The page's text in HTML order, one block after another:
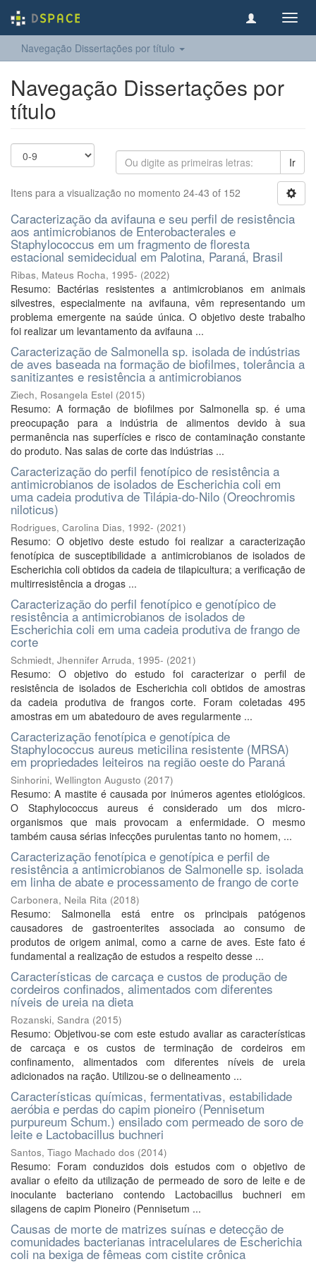
Navegação Dissertações por título
Navegação Dissertações por
título
Ir
Itens para a visualização no momento 24-43 of 152
Caracterização da avifauna e seu perfil de resistência
aos antimicrobianos de Enterobacterales e
Staphylococcus em um fragmento de floresta
estacional semidecidual em Palotina, Paraná, Brasil
Ribas, Mateus Rocha, 1995- (2022)
Resumo: Bactérias resistentes a antimicrobianos em animais
silvestres, especialmente na avifauna, vêm representando um
problema emergente na saúde única. O objetivo deste trabalho
foi realizar um levantamento da avifauna ...
Caracterização de Salmonella sp. isolada de indústrias
de aves baseada na formação de biofilmes, tolerância a
sanitizantes e resistência a antimicrobianos
Ziech, Rosangela Estel (2015)
Resumo: A formação de biofilmes por Salmonella sp. é uma
preocupação para a indústria de alimentos devido à sua
permanência nas superfícies e risco de contaminação constante
do produto. Nas salas de corte das indústrias ...
Caracterização do perfil fenotípico de resistência a
antimicrobianos de isolados de Escherichia coli em
uma cadeia produtiva de Tilápia-do-Nilo (Oreochromis
niloticus)
Rodrigues, Carolina Dias, 1992- (2021)
Resumo: O objetivo deste estudo foi realizar a caracterização
fenotípica de susceptibilidade a antimicrobianos de isolados de
Escherichia coli obtidos da cadeia de tilapicultura; a verificação de
multirresistência a drogas ...
Caracterização do perfil fenotípico e genotípico de
resistência a antimicrobianos de isolados de
Escherichia coli em uma cadeia produtiva de frango de
corte
Schmiedt, Jhennifer Arruda, 1995- (2021)
Resumo: O objetivo do estudo foi caracterizar o perfil de
resistência de isolados de Escherichia coli obtidos de amostras
da cadeia produtiva de frangos corte. Foram coletadas 495
amostras em um abatedouro de aves regularmente ...
Caracterização fenotípica e genotípica de
Staphylococcus aureus meticilina resistente (MRSA)
em propriedades leiteiros na região oeste do Paraná
Sinhorini, Wellington Augusto (2017)
Resumo: A mastite é causada por inúmeros agentes etiológicos.
O Staphylococcus aureus é considerado um dos micro-
organismos que mais provocam a enfermidade. O mesmo
também causa sérias infecções purulentas tanto no homem, ...
Caracterização fenotípica e genotípica e perfil de
resistência a antimicrobianos de Salmonelle sp. isolada
em linha de abate e processamento de frango de corte
Carbonera, Neila Rita (2018)
Resumo: Salmonella está entre os principais patógenos
causadores de gastroenterites associada ao consumo de
produtos de origem animal, como a carne de aves. Este fato é
fundamental a realização de estudos a respeito desse ...
Características de carcaça e custos de produção de
cordeiros confinados, alimentados com diferentes
níveis de ureia na dieta
Rozanski, Sandra (2015)
Resumo: Objetivou-se com este estudo avaliar as características
de carcaça e os custos de terminação de cordeiros em
confinamento, alimentados com diferentes níveis de ureia
adicionados na ração. Utilizou-se o delineamento ...
Características químicas, fermentativas, estabilidade
aeróbia e perdas do capim pioneiro (Pennisetum
purpureum Schum.) ensilado com permeado de soro de
leite e Lactobacillus buchneri
Santos, Tiago Machado dos (2014)
Resumo: Foram conduzidos dois estudos com o objetivo de
avaliar o efeito da utilização de permeado de soro de leite e de
inoculante bacteriano contendo Lactobacillus buchneri em
silagens de capim Pioneiro (Pennisetum ...
Causas de morte de matrizes suínas e detecção de
comunidades bacterianas intracelulares de Escherichia
coli na bexiga de fêmeas com cistite crônica